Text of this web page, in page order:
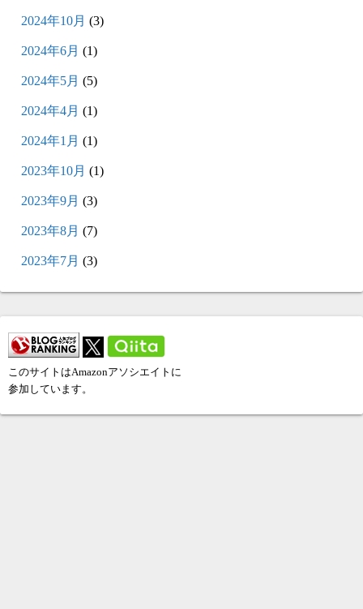
2024年10月 (3)
2024年6月 (1)
2024年5月 (5)
2024年4月 (1)
2024年1月 (1)
2023年10月 (1)
2023年9月 (3)
2023年8月 (7)
2023年7月 (3)
このサイトはAmazonアソシエイトに
参加しています。